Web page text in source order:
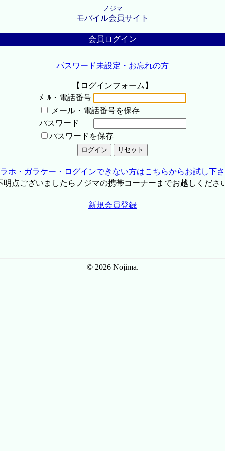
ノジマ
モバイル会員サイト
会員ログイン
パスワード未設定・お忘れの方
【ログインフォーム】
ﾒｰﾙ・電話番号
メール・電話番号を保存
パスワード
パスワードを保存
ホ・ガラケー・ログインできない方はこちらからお試し下
点ございましたらノジマの携帯コーナーまでお越しくださ
新規会員登録
© 2026 Nojima.